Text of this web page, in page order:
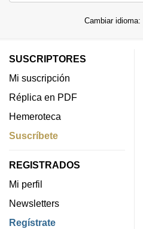
Cambiar idioma:
SUSCRIPTORES
Mi suscripción
Réplica en PDF
Hemeroteca
Suscríbete
REGISTRADOS
Mi perfil
Newsletters
Regístrate